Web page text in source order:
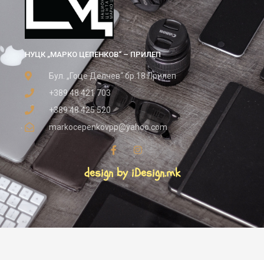
НУЦК „МАРКО ЦЕПЕНКОВ“ – ПРИЛЕП
Бул. „Гоце Делчев“ бр.18 Прилеп
+389 48 421 703
+389 48 425 520
markocepenkovpp@yahoo.com
design by iDesign.mk